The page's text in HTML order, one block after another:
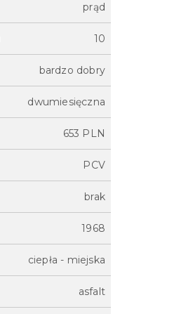
prąd
10
bardzo dobry
dwumiesięczna
653 PLN
PCV
brak
1968
ciepła - miejska
asfalt